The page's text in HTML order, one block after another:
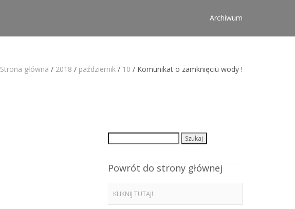
Archiwum
Strona główna / 2018 / październik / 10 / Komunikat o zamknięciu wody !
Powrót do strony głównej
KLIKNIJ TUTAJ!